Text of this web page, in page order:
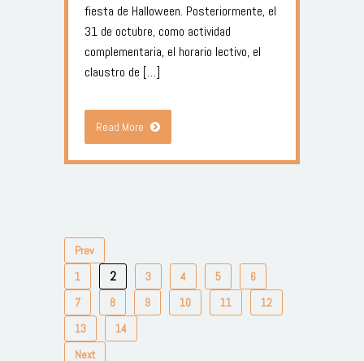
fiesta de Halloween. Posteriormente, el
31 de octubre, como actividad
complementaria, el horario lectivo, el
claustro de […]
Read More
Prev
1
2 3 4 5
6
7
8 9 10 11
12
13
14
Next